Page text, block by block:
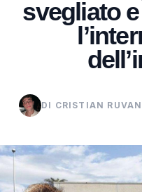
svegliato
DI CRISTIAN